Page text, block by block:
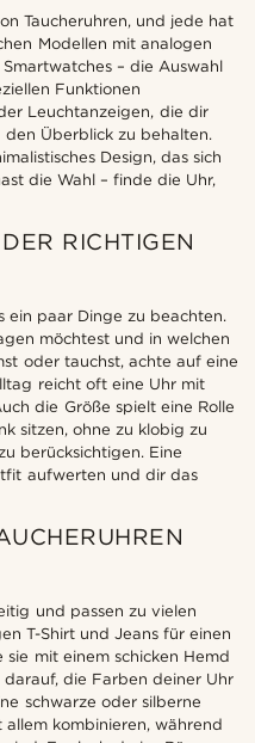
Taucheruhren, und jede hat
Modellen mit analogen
– die Auswahl
Funktionen
Leuchtanzeigen, die dir
den Überblick zu behalten.
Design, das sich
die Wahl – finde die Uhr,
RICHTIGEN
ein paar Dinge zu beachten.
möchtest und in welchen
oder tauchst, achte auf eine
reicht oft eine Uhr mit
die Größe spielt eine Rolle
sitzen, ohne zu klobig zu
berücksichtigen. Eine
aufwerten und dir das
und passen zu vielen
T-Shirt und Jeans für einen
mit einem schicken Hemd
die Farben deiner Uhr
schwarze oder silberne
allem kombinieren, während